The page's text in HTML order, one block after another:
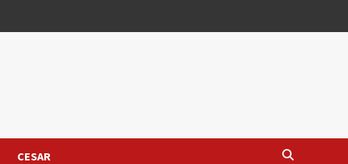
CESAR